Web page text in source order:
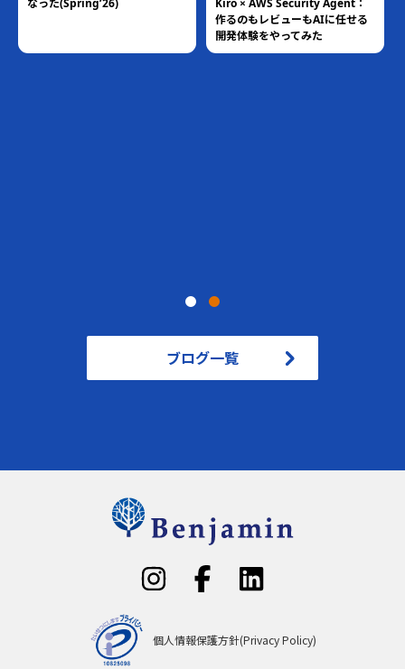
なった(Spring’26)
作るのもレビューもAIに任せる
開発体験をやってみた
ブログ一覧
個人情報保護方針(Privacy Policy)